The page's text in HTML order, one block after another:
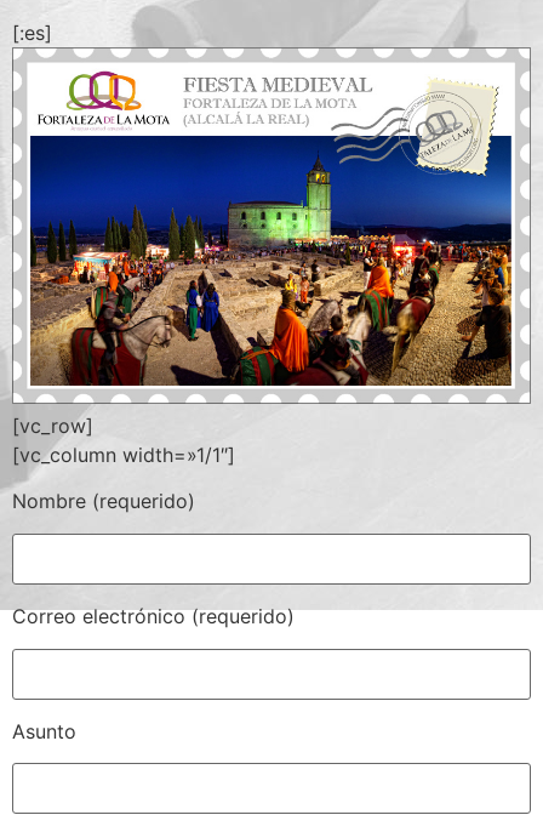
[:es]
[vc_row]
[vc_column width=»1/1″]
Nombre (requerido)
Correo electrónico (requerido)
Asunto